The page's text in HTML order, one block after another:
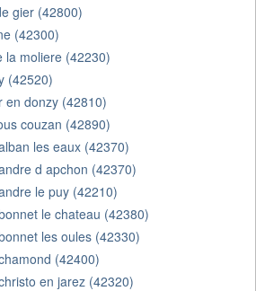
gier (42800)
(42300)
la moliere (42230)
(42520)
en donzy (42810)
couzan (42890)
les eaux (42370)
d apchon (42370)
le puy (42210)
le chateau (42380)
les oules (42330)
(42400)
en jarez (42320)